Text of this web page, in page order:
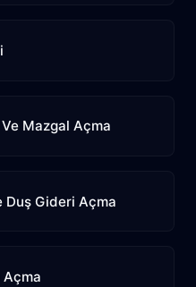
Ve Mazgal Açma
Duş Gideri Açma
Açma